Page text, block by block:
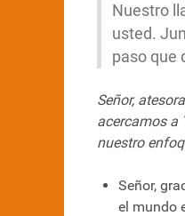
Nuestro
usted.
paso que
Señor,
acercamos a
nuestro
Señor,
el mundo